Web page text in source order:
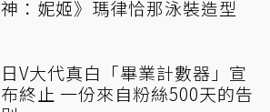
神：妮姬》瑪律恰那泳裝造型
日V大代真白「畢業計數器」宣
布終止 一份來自粉絲500天的告